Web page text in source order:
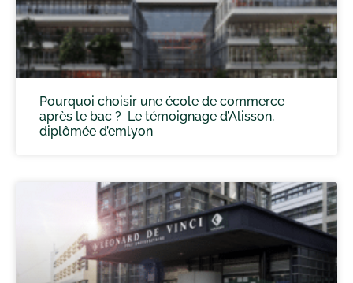
Pourquoi choisir une école de commerce
après le bac ? Le témoignage d’Alisson,
diplômée d’emlyon